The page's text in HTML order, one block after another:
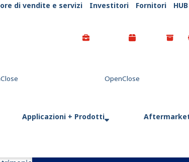
di vendite e servizi Investitori Fornitori HUB
Applicazioni + Prodotti